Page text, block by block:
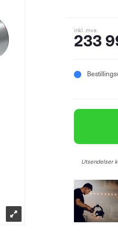
inkl. mva
233
Utsendelser